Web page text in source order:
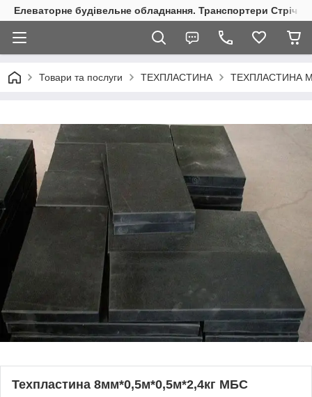
Елеваторне будівельне обладнання. Транспортери
Товари та послуги ТЕХПЛАСТИНА ТЕХПЛАСТИНА
Техпластина 8мм*0,5м*0,5м*2,4кг МБС